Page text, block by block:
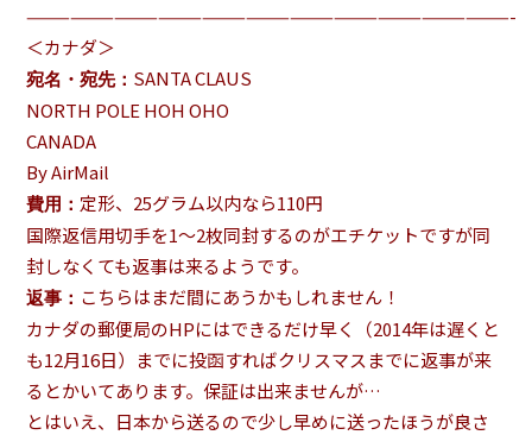
—————————————————————————————————-
＜カナダ＞
宛名・宛先： SANTA CLAUS
NORTH POLE HOH OHO
CANADA
By AirMail
費用： 定形、25グラム以内なら110円
国際返信用切手を1～2枚同封するのがエチケットですが同
封しなくても返事は来るようです。
返事： こちらはまだ間にあうかもしれません！
カナダの郵便局のHPにはできるだけ早く（2014年は遅くと
も12月16日）までに投函すればクリスマスまでに返事が来
るとかいてあります。保証は出来ませんが…
とはいえ、日本から送るので少し早めに送ったほうが良さ